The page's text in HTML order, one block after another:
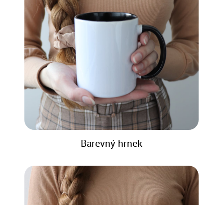
Barevný hrnek